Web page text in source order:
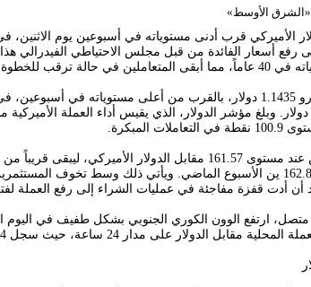
الأوسط»
الأميركي قرب أدنى مستوياته في أسبوعين يوم
رفع أسعار الفائدة من قبل مجلس الاحتياطي الفيدرالي
للخطوة المقبلة من جانب طوكيو.
وسجل اليورو 1.1435 دولار، بالقرب من أعلى مستوياته في
عند 1.3351 دولار. وبلغ مؤشر الدولار، الذي يقيس أداء العملة
المبكرة.
وتداول الين عند مستوى 161.57 مقابل الدولار
1986 عند 162.84 ين الأسبوع الماضي. ويأتي ذلك وسط تخوف
بعد أن أدت قفزة مفاجئة في عمليات الشراء إلى رفع العملة
ارتفع الوون الكوري الجنوبي بشكل طفيف في اليوم
مقابل الدولار على مدار 24 ساعة، حيث سجل 1,534 وون مقابل الدولار.